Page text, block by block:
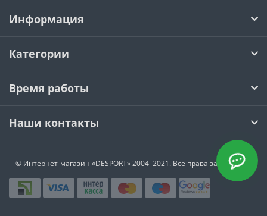
Информация
Категории
Время работы
Наши контакты
© Интернет-магазин «DESPORT»2004–2021. Все права защищены.